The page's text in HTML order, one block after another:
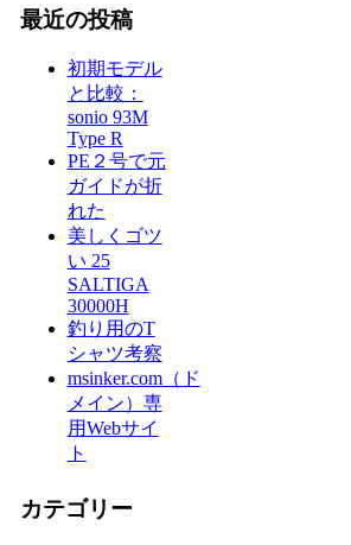
最近の投稿
初期モデル
と比較：
sonio 93M
Type R
PE２号で元
ガイドが折
れた
美しくゴツ
い 25
SALTIGA
30000H
釣り用のT
シャツ考察
msinker.com（ド
メイン）専
用Webサイ
ト
カテゴリー